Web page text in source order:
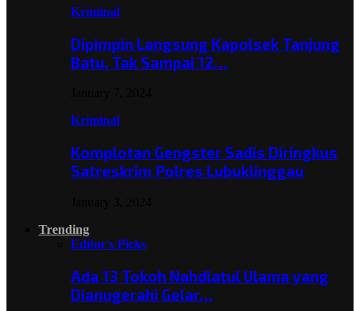
Kriminal
Dipimpin Langsung Kapolsek Tanjung
Batu, Tak Sampai 12…
Kriminal
Komplotan Gengster Sadis Diringkus
Satreskrim Polres Lubuklinggau
Trending
Editor's Picks
Ada 13 Tokoh Nahdlatul Ulama yang
Dianugerahi Gelar…